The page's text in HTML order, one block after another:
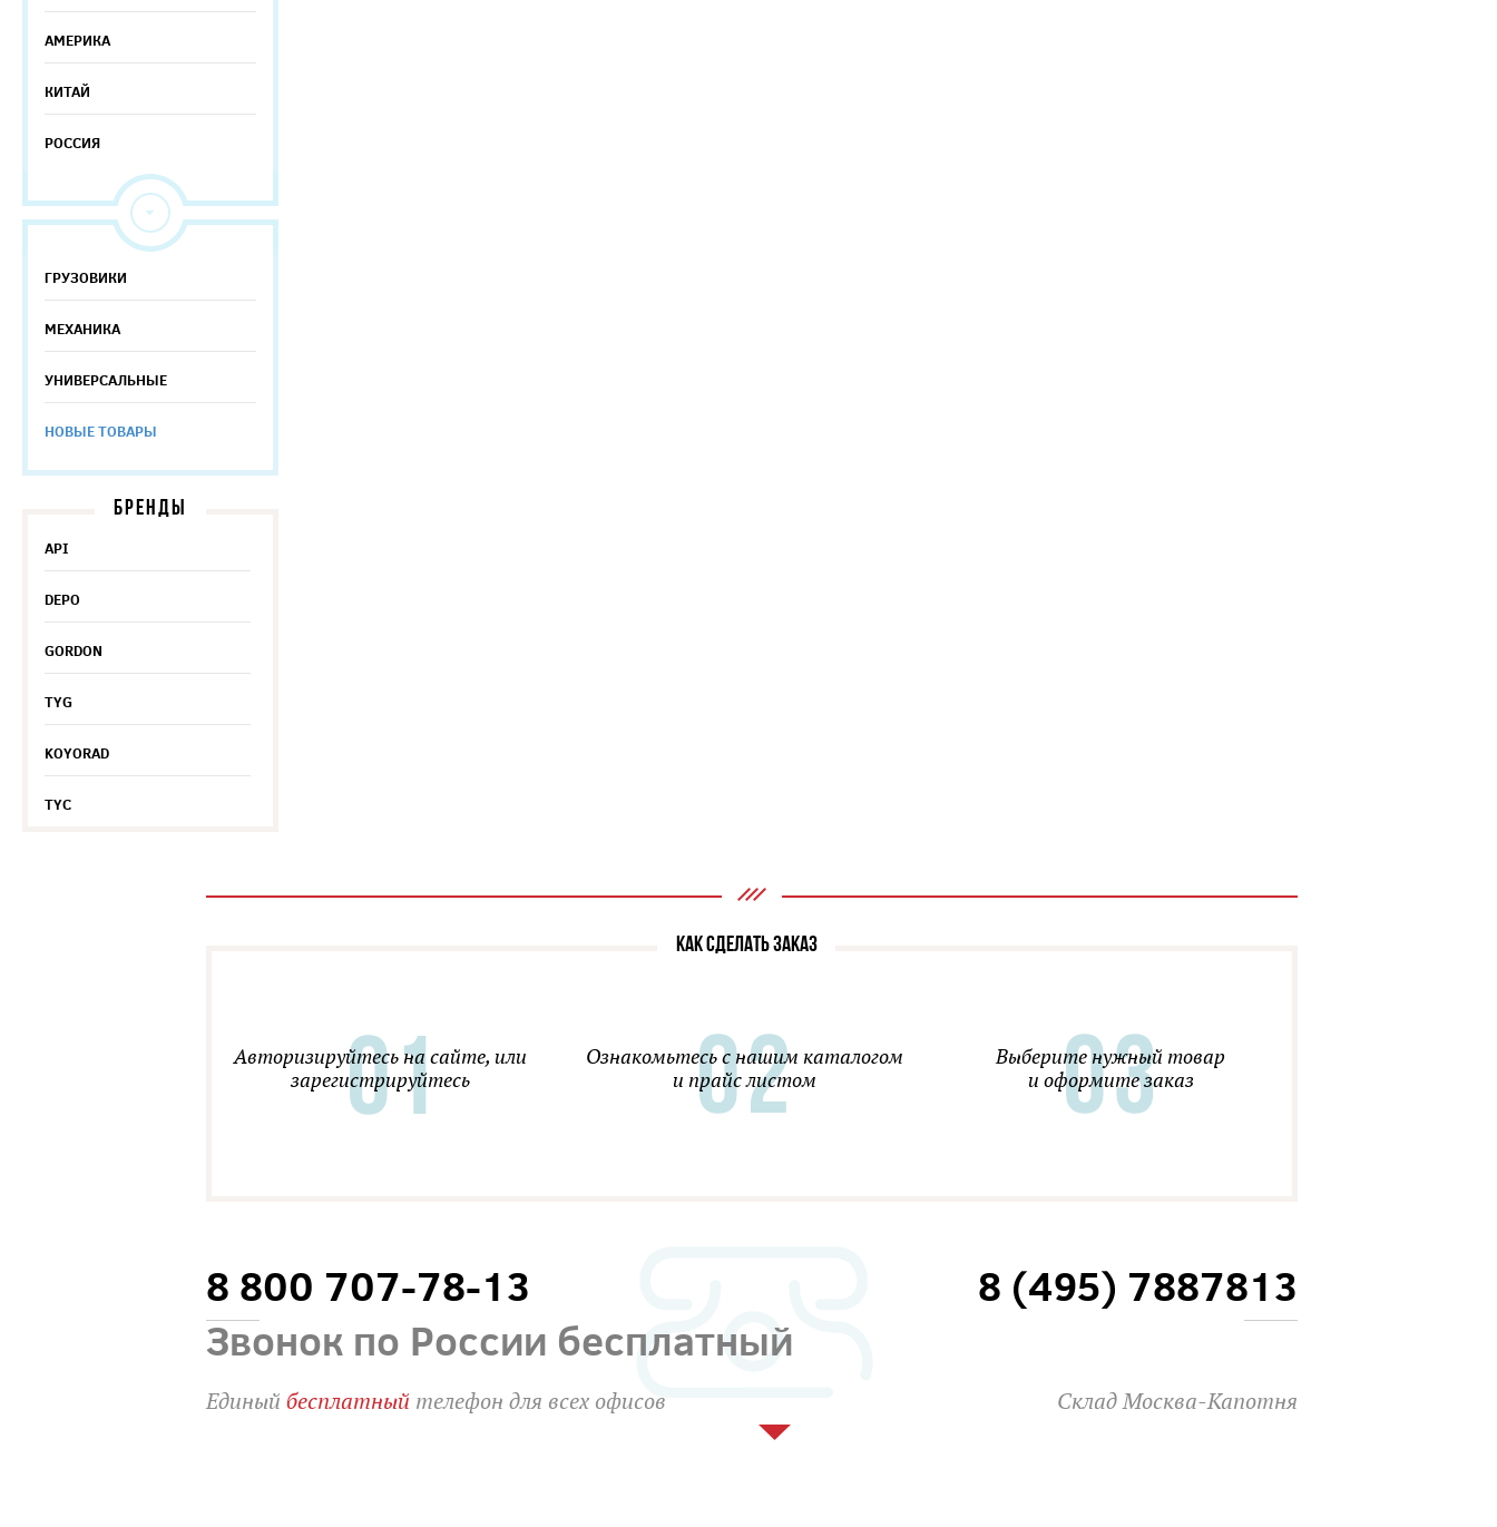
АМЕРИКА
КИТАЙ
РОССИЯ
ГРУЗОВИКИ
МЕХАНИКА
УНИВЕРСАЛЬНЫЕ
НОВЫЕ ТОВАРЫ
БРЕНДЫ
API
DEPO
GORDON
TYG
KOYORAD
TYC
КАК СДЕЛАТЬ ЗАКАЗ
Авторизируйтесь на сайте, или
зарегистрируйтесь
Ознакомьтесь с нашим каталогом
и прайс листом
Выберите нужный товар
и оформите заказ
8 800 707-78-13
Звонок по России бесплатный
8 (495) 7887813
Единыйбесплатный телефон для всех офисов Склад Москва-Капотня